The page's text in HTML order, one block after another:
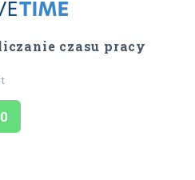
czasu pracy
Ocena
0